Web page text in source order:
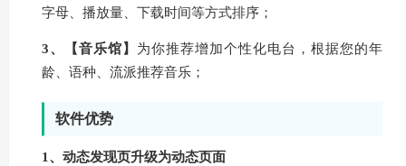
字母、播放量、下载时间等方式排序；
3、【音乐馆】 为你推荐增加个性化电台，根据您的年
龄、语种、流派推荐音乐；
软件优势
1、动态发现页升级为动态页面